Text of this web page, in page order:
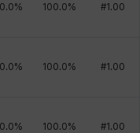
% 100.0% #1.00
% 100.0% #1.00
% 100.0% #1.00